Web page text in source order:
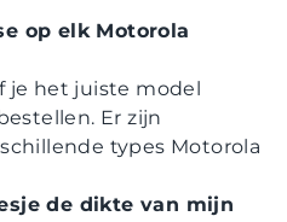
op elk Motorola
je het juiste model
Er zijn
types Motorola
de dikte van mijn